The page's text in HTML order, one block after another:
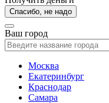
Спасибо, не надо
Ваш город
Москва
Екатеринбург
Краснодар
Самара